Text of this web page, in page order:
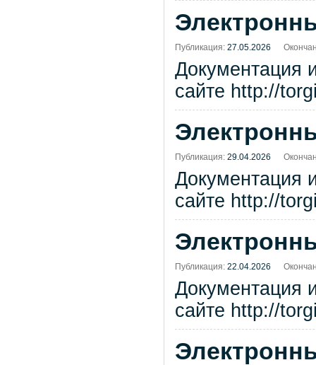
Публикация: 27.05.2026
Документация
сайте http://
Публикация: 29.04.2026
Документация
сайте http://
Публикация: 22.04.2026
Документация
сайте http://